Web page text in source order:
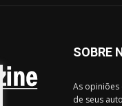
SOBRE
As
de seus